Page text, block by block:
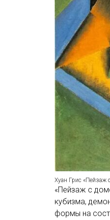
Хуан Грис «Пейзаж
«Пейзаж с
кубизма,
формы на